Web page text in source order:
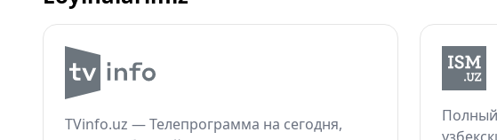
TVinfo.uz — Телепрограмма на сегодня,